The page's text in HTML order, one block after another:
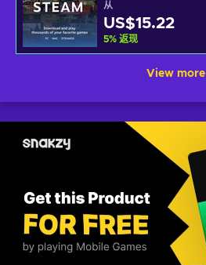
从
US$15.22
5% 返现
View more